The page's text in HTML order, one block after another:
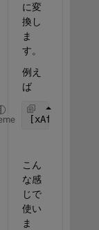
に変
換し
ま
す。
例え
ば
こん
な感
じで
使い
ま